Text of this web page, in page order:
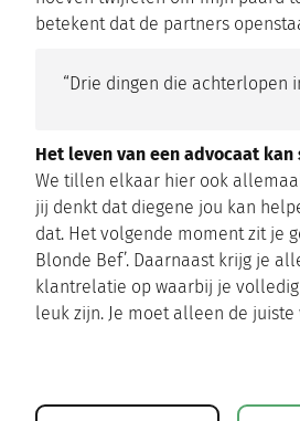
betekent dat de partners
“Drie dingen die achterlopen
Het leven van een advocaat
We tillen elkaar hier ook
jij denkt dat diegene jou kan
dat. Het volgende moment zit je
Blonde Bef’. Daarnaast krijg je
klantrelatie op waarbij je volledig
leuk zijn. Je moet alleen de